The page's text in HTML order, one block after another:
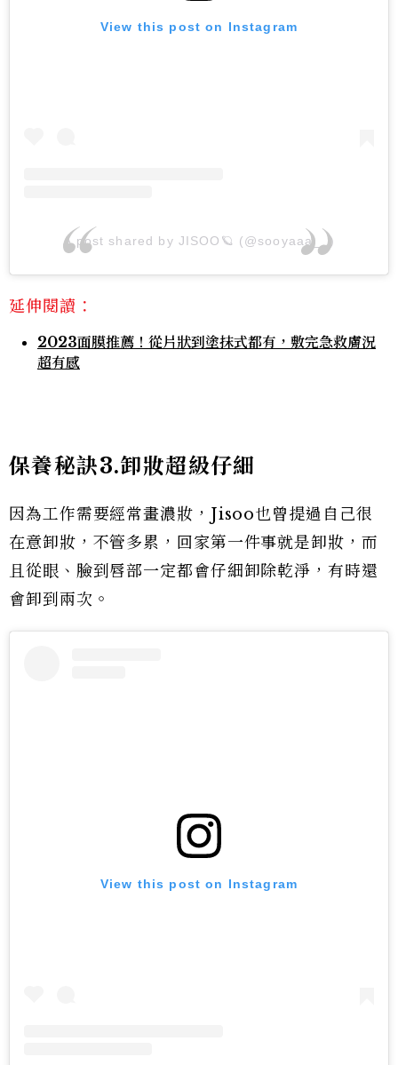
View this post on Instagram
A post shared by JISOO🪐 (@sooyaaa__)
延伸閱讀：
2023面膜推薦！從片狀到塗抹式都有，敷完急救膚況
超有感
保養秘訣3.卸妝超級仔細
因為工作需要經常畫濃妝，Jisoo也曾提過自己很
在意卸妝，不管多累，回家第一件事就是卸妝，而
且從眼、臉到唇部一定都會仔細卸除乾淨，有時還
會卸到兩次。
View this post on Instagram